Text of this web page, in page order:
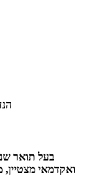
בעל תואר
ואקדמאי